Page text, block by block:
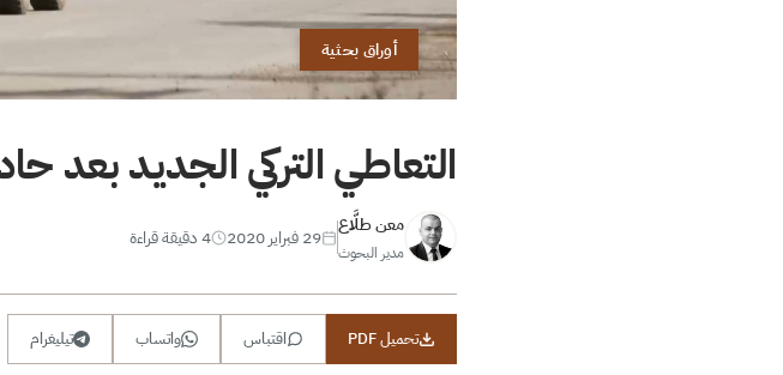
أوراق بحثية
التعاطي التركي الجديد بعد
معن طلَّاع
مدير البحوث
29 فبراير 2020 4 دقيقة قراءة
تحميل PDF اقتباس واتساب تيليغرام